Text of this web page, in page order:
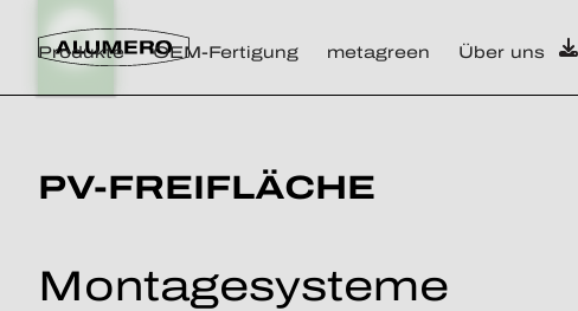
Produkte OEM-Fertigung metagreen Über uns
PV-FREIFLÄCHE
Montagesysteme